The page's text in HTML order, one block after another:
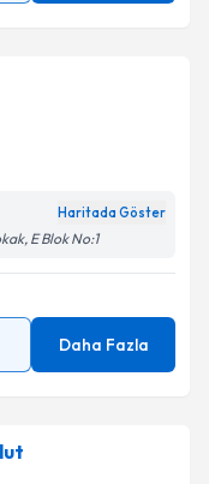
Haritada Göster
E Blok No:1
Daha Fazla